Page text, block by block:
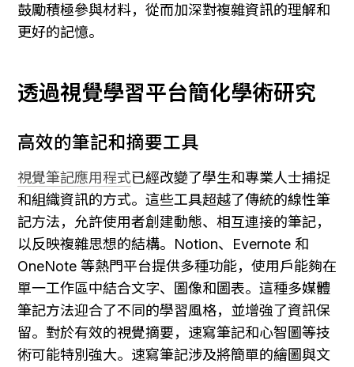
鼓勵積極參與材料，從而加深對複雜資訊的理解和
更好的記憶。
透過視覺學習平台簡化學術研究
高效的筆記和摘要工具
視覺筆記應用程式已經改變了學生和專業人士捕捉
和組織資訊的方式。這些工具超越了傳統的線性筆
記方法，允許使用者創建動態、相互連接的筆記，
以反映複雜思想的結構。Notion、Evernote 和
OneNote 等熱門平台提供多種功能，使用戶能夠在
單一工作區中結合文字、圖像和圖表。這種多媒體
筆記方法迎合了不同的學習風格，並增強了資訊保
留。對於有效的視覺摘要，速寫筆記和心智圖等技
術可能特別強大。速寫筆記涉及將簡單的繪圖與文